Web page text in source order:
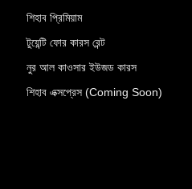
শিহাব প্রিমিয়াম
টুয়েন্টি ফোর কারস রেন্ট
নুর আল কাওসার ইউজড কারস
শিহাব এক্সপ্রেস (Coming Soon)